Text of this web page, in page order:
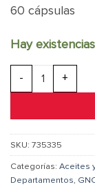
60 cápsulas
Hay existencias
TRIPLE
SKU: 735335
Categorías: Aceites
Departamentos,